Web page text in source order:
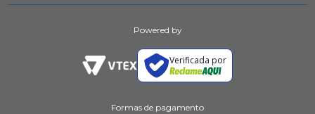
Powered by
Verificada por
Formas de pagamento